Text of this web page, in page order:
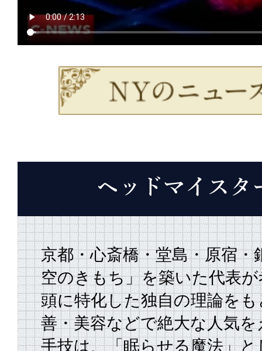
京都・心斎橋・堂島・原宿・
空のきもち」を築いた代表
頭に特化した独自の理論を
善・美容などで絶大な人気
手技は、「眠らせる魔法」